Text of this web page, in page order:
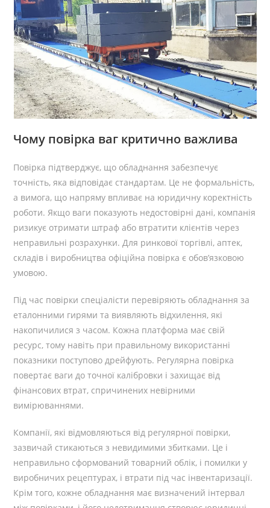
Чому повірка ваг критично важлива
Повірка підтверджує, що обладнання забезпечує
точність, яка відповідає стандартам. Це не формальність,
а вимога, що напряму впливає на юридичну коректність
роботи. Якщо ваги показують недостовірні дані, компанія
ризикує отримати штраф або втратити клієнтів через
неправильні розрахунки. Для ринкової торгівлі, аптек,
складів і виробництва офіційна повірка є обов’язковою
умовою.
Під час повірки спеціалісти перевіряють обладнання за
еталонними гирями та виявляють відхилення, які
накопичилися з часом. Кожна платформа має свій
ресурс, тому навіть при правильному використанні
показники поступово дрейфують. Регулярна повірка
повертає ваги до точної калібровки і захищає від
фінансових втрат, спричинених невірними
вимірюваннями.
Компанії, які відмовляються від регулярної повірки,
зазвичай стикаються з невидимими збитками. Це і
неправильно сформований товарний облік, і помилки у
виробничих рецептурах, і втрати під час інвентаризації.
Крім того, кожне обладнання має визначений інтервал